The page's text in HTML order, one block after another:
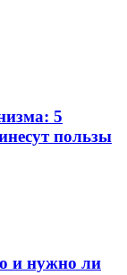
5
пользы
и нужно ли